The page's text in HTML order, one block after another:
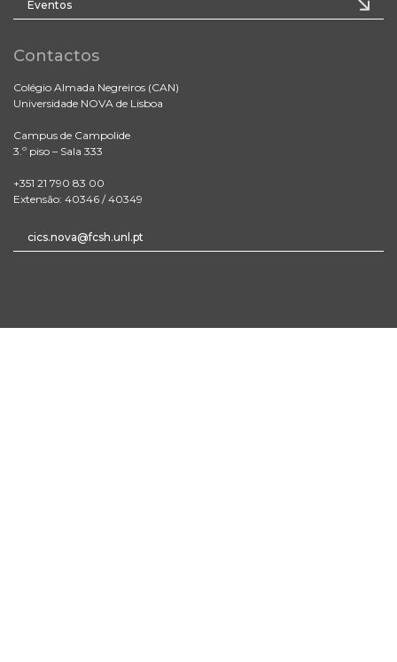
Eventos
Contactos
Colégio Almada Negreiros (CAN)
Universidade NOVA de Lisboa
Campus de Campolide
3.º piso – Sala 333
+351 21 790 83 00
Extensão: 40346 / 40349
cics.nova@fcsh.unl.pt